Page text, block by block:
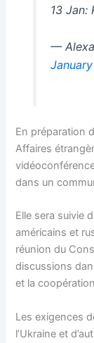
13 Jan:
—
En préparation
Affaires
dans un
Elle sera suivie
américains et
réunion du
discussions
et la
Les exigences
l’Ukraine et